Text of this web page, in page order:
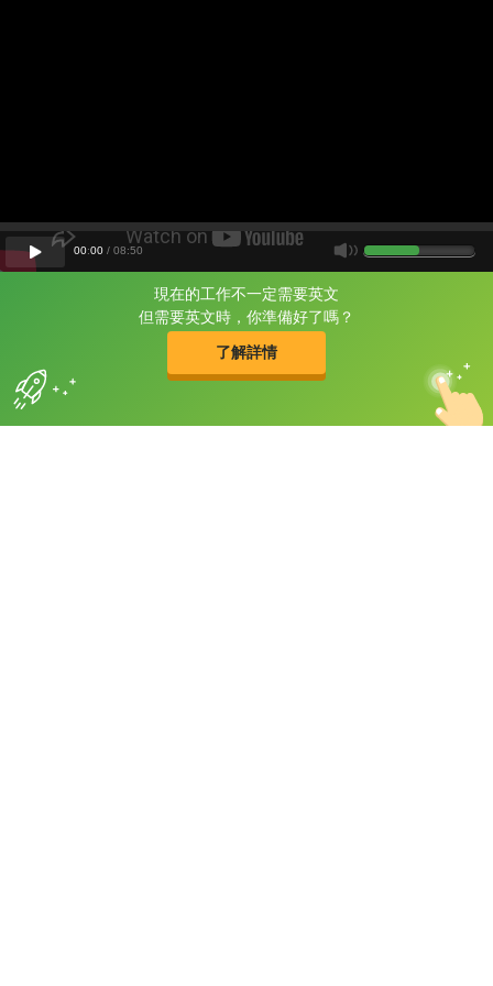
現在的工作不一定需要英文
但需要英文時，你準備好了嗎？
了解詳情
片尾有
攻其不背
的品牌故事
00:00 / 08:50